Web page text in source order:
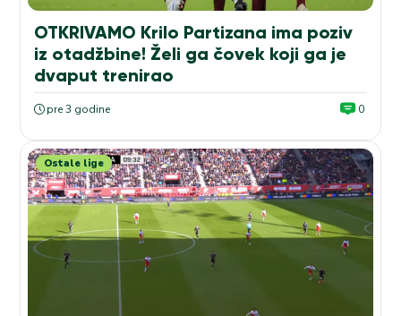
OTKRIVAMO Krilo Partizana ima poziv
iz otadžbine! Želi ga čovek koji ga je
dvaput trenirao
pre 3 godine 0
Ostale lige